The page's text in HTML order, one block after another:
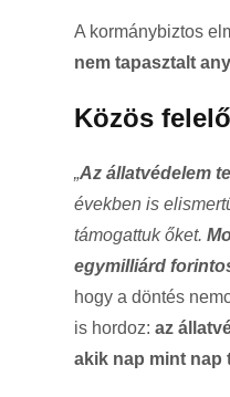
A kormánybiztos
nem tapasztalt
Közös
„Az állatvédelem
években is
támogattuk őket.
egymilliárd
hogy a döntés
is hordoz: az
akik nap mint nap